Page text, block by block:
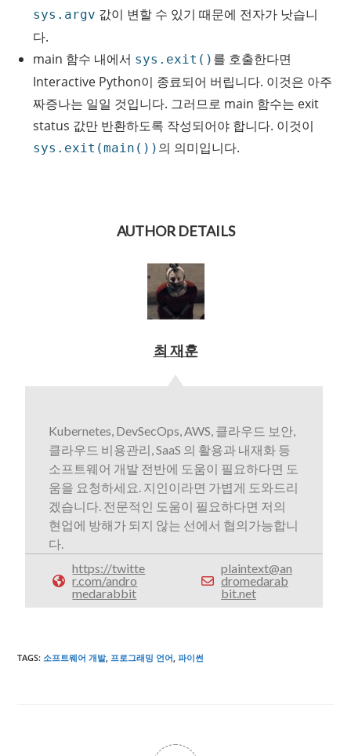
sys.argv 값이 변할 수 있기 때문에 전자가 낫습니
다.
main 함수 내에서 sys.exit() 를 호출한다면
Interactive Python이 종료되어 버립니다. 이것은 아주
짜증나는 일일 것입니다. 그러므로 main 함수는 exit
status 값만 반환하도록 작성되어야 합니다. 이것이
sys.exit(main()) 의 의미입니다.
AUTHOR DETAILS
최 재훈
Kubernetes, DevSecOps, AWS, 클라우드 보안,
클라우드 비용관리, SaaS 의 활용과 내재화 등
소프트웨어 개발 전반에 도움이 필요하다면 도
움을 요청하세요. 지인이라면 가볍게 도와드리
겠습니다. 전문적인 도움이 필요하다면 저의
현업에 방해가 되지 않는 선에서 협의가능합니
다.
https://twitte
r.com/andro
medarabbit
plaintext@an
dromedarab
bit.net
TAGS:소프트웨어 개발, 프로그래밍 언어, 파이썬